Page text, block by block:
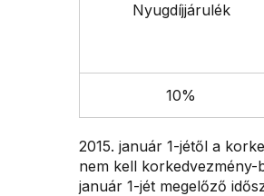
Nyugdíjjárulék
10%
2015. január 1-jétől a
nem kell korkedvezmény-
január 1-jét megelőző